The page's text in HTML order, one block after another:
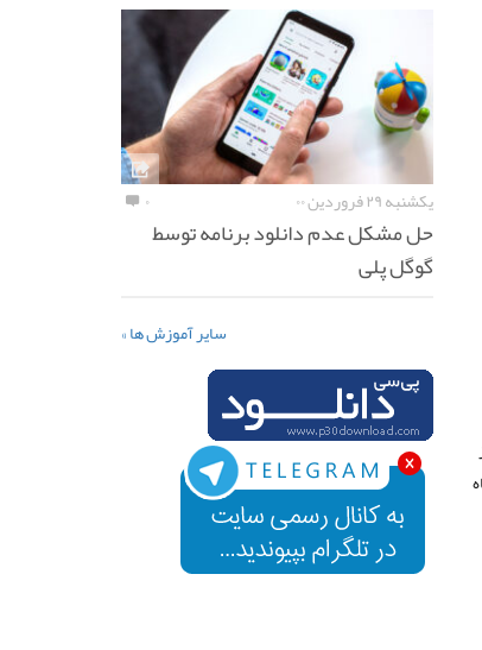
یکشنبه ۲۹ فروردین ۰۰ ۰
حل مشکل عدم دانلود برنامه توسط
گوگل پلی
سایر آموزش ها »